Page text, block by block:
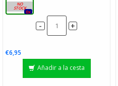
20mg
0x
- +
€6,95
Añadir a la cesta